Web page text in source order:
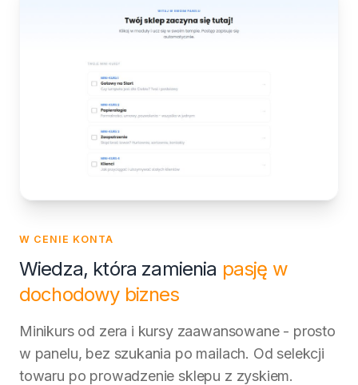
W CENIE KONTA
Wiedza, która zamienia pasję w
dochodowy biznes
Minikurs od zera i kursy zaawansowane - prosto
w panelu, bez szukania po mailach. Od selekcji
towaru po prowadzenie sklepu z zyskiem.